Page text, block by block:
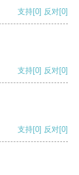
支持[0] 反对[0]
支持[0] 反对[0]
支持[0] 反对[0]